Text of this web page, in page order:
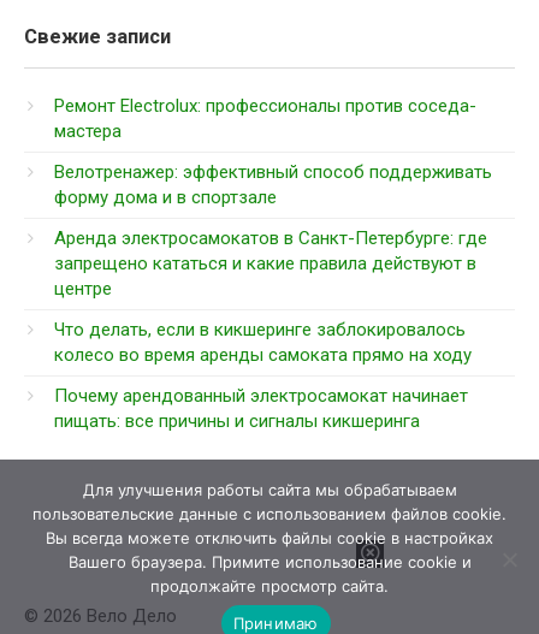
Свежие записи
Ремонт Electrolux: профессионалы против соседа-
мастера
Велотренажер: эффективный способ поддерживать
форму дома и в спортзале
Аренда электросамокатов в Санкт-Петербурге: где
запрещено кататься и какие правила действуют в
центре
Что делать, если в кикшеринге заблокировалось
колесо во время аренды самоката прямо на ходу
Почему арендованный электросамокат начинает
пищать: все причины и сигналы кикшеринга
© 2026 Вело Дело
Для улучшения работы сайта мы обрабатываем
пользовательские данные с использованием файлов cookie.
Вы всегда можете отключить файлы cookie в настройках
Вашего браузера. Примите использование cookie и
продолжайте просмотр сайта.
Принимаю